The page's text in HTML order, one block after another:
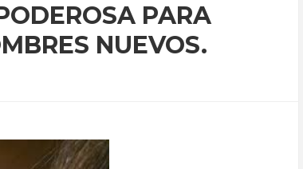
PARA
NUEVOS.